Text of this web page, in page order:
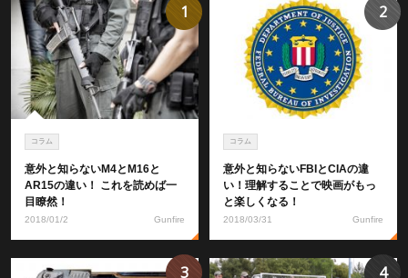
コラム
意外と知らないM4とM16と
AR15の違い！ これを読めば一
目瞭然！
2018/01/2 Gunfire
1
コラム
意外と知らないFBIとCIAの違
い！理解することで映画がもっ
と楽しくなる！
2018/03/31 Gunfire
2
3 4